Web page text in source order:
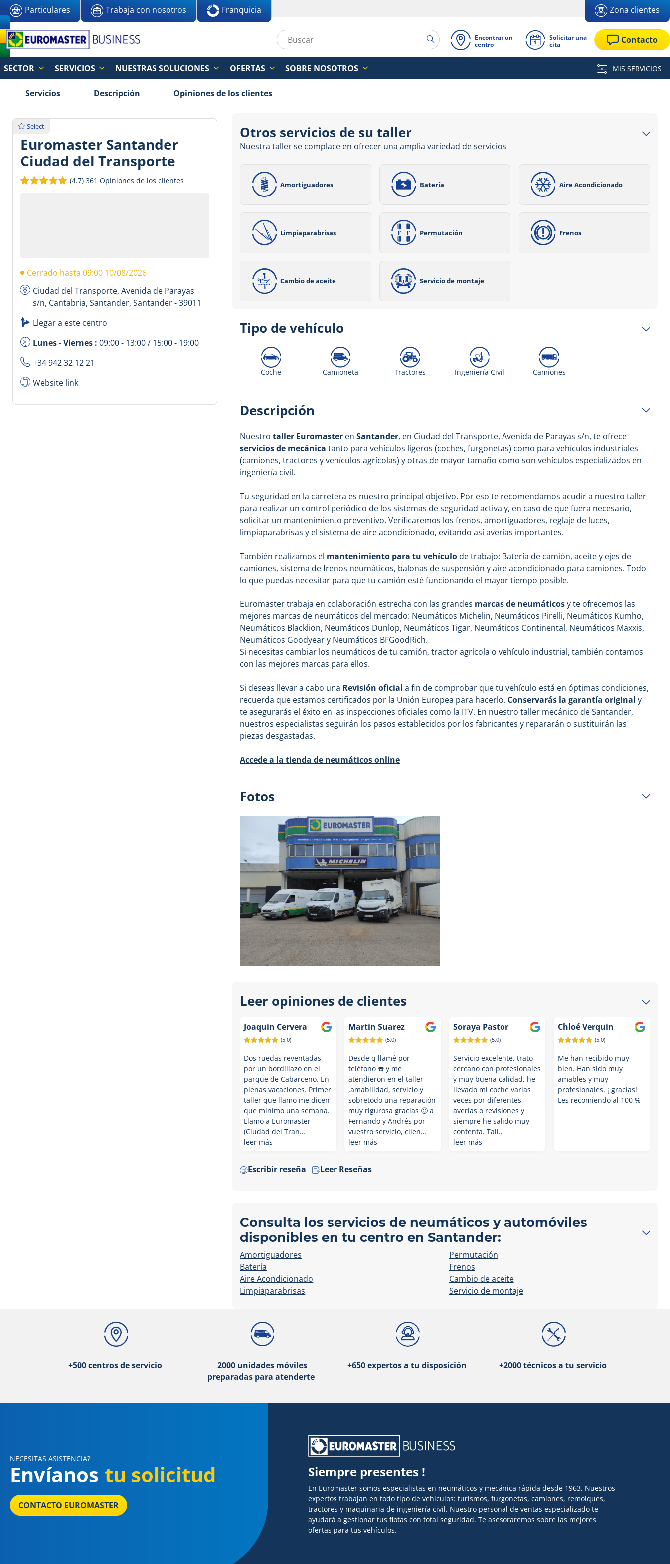
Particulares Trabaja con nosotros Franquicia Zona clientes
Encontrar un
centro
Solicitar una
cita
Contacto
SECTOR SERVICIOS NUESTRAS SOLUCIONES OFERTAS SOBRE NOSOTROS MIS SERVICIOS
Servicios Descripción Opiniones de los clientes
Select
Euromaster Santander
Ciudad del Transporte
(4.7) 361 Opiniones de los clientes
Cerrado hasta 09:00 10/08/2026
Ciudad del Transporte, Avenida de Parayas
s/n, Cantabria, Santander, Santander - 39011
Llegar a este centro
Lunes - Viernes : 09:00 - 13:00 / 15:00 - 19:00
+34 942 32 12 21
Website link
Otros servicios de su taller
Nuestra taller se complace en ofrecer una amplia variedad de servicios
Amortiguadores Batería Aire Acondicionado
Limpiaparabrisas Permutación Frenos
Cambio de aceite Servicio de montaje
Tipo de vehículo
Coche Camioneta Tractores Ingeniería Civil Camiones
Descripción
Nuestro taller Euromaster enSantander, en Ciudad del Transporte, Avenida de Parayas s/n, te ofrece
servicios de mecánica tanto para vehículos ligeros (coches, furgonetas) como para vehículos industriales
(camiones, tractores y vehículos agrícolas) y otras de mayor tamaño como son vehículos especializados en
ingeniería civil.
Tu seguridad en la carretera es nuestro principal objetivo. Por eso te recomendamos acudir a nuestro taller
para realizar un control periódico de los sistemas de seguridad activa y, en caso de que fuera necesario,
solicitar un mantenimiento preventivo. Verificaremos los frenos, amortiguadores, reglaje de luces,
limpiaparabrisas y el sistema de aire acondicionado, evitando así averías importantes.
También realizamos el mantenimiento para tu vehículo de trabajo: Batería de camión, aceite y ejes de
camiones, sistema de frenos neumáticos, balonas de suspensión y aire acondicionado para camiones. Todo
lo que puedas necesitar para que tu camión esté funcionando el mayor tiempo posible.
Euromaster trabaja en colaboración estrecha con las grandes marcas de neumáticosy te ofrecemos las
mejores marcas de neumáticos del mercado: Neumáticos Michelin, Neumáticos Pirelli, Neumáticos Kumho,
Neumáticos Blacklion, Neumáticos Dunlop, Neumáticos Tigar, Neumáticos Continental, Neumáticos Maxxis,
Neumáticos Goodyear y Neumáticos BFGoodRich.
Si necesitas cambiar los neumáticos de tu camión, tractor agrícola o vehículo industrial, también contamos
con las mejores marcas para ellos.
Si deseas llevar a cabo una Revisión oficial a fin de comprobar que tu vehículo está en óptimas condiciones,
recuerda que estamos certificados por la Unión Europea para hacerlo. Conservarás la garantía originaly
te asegurarás el éxito en las inspecciones oficiales como la ITV. En nuestro taller mecánico de Santander,
nuestros especialistas seguirán los pasos establecidos por los fabricantes y repararán o sustituirán las
piezas desgastadas.
Accede a la tienda de neumáticos online
Fotos
Leer opiniones de clientes
Joaquin Cervera
(5.0)
Dos ruedas reventadas
por un bordillazo en el
parque de Cabarceno. En
plenas vacaciones. Primer
taller que llamo me dicen
que mínimo una semana.
Llamo a Euromaster
(Ciudad del Tran…
leer más
Martin Suarez
(5.0)
Desde q llamé por
teléfono ☎️ y me
atendieron en el taller
,amabilidad, servicio y
sobretodo una reparación
muy rigurosa gracias 🙂 a
Fernando y Andrés por
vuestro servicio, clien…
leer más
Soraya Pastor
(5.0)
Servicio excelente, trato
cercano con profesionales
y muy buena calidad, he
llevado mi coche varias
veces por diferentes
averías o revisiones y
siempre he salido muy
contenta. Tall…
leer más
Chloé Verquin
(5.0)
Me han recibido muy
bien. Han sido muy
amables y muy
profesionales. ¡ gracias!
Les recomiendo al 100 %
Escribir reseña Leer Reseñas
Consulta los servicios de neumáticos y automóviles
disponibles en tu centro en Santander:
Amortiguadores
Batería
Aire Acondicionado
Limpiaparabrisas
Permutación
Frenos
Cambio de aceite
Servicio de montaje
+500 centros de servicio
2000 unidades móviles
preparadas para atenderte
+650 expertos a tu disposición +2000 técnicos a tu servicio
NECESITAS ASISTENCIA?
Envíanos tu solicitud
CONTACTO EUROMASTER
Siempre presentes !
En Euromaster somos especialistas en neumáticos y mecánica rápida desde 1963. Nuestros
expertos trabajan en todo tipo de vehículos: turismos, furgonetas, camiones, remolques,
tractores y maquinaria de ingeniería civil. Nuestro personal de ventas especializado te
ayudará a gestionar tus flotas con total seguridad. Te asesoraremos sobre las mejores
ofertas para tus vehículos.